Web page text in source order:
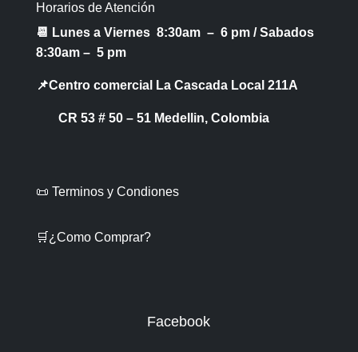
Horarios de Atención
📆 Lunes a Viernes 8:30am – 6 pm /Sabados
8:30am – 5 pm
📌Centro comercial La Cascada Local 211A
CR 53 # 50 – 51 Medellin, Colombia
📜 Terminos y Condiones
🛒¿Como Comprar?
Facebook